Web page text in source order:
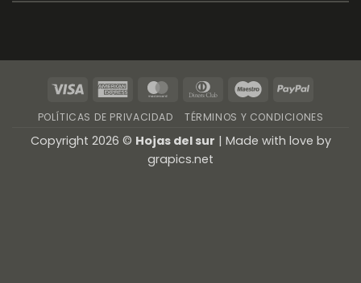
Visa
American MasterCardDinners
MaestroPayPal
POLÍTICAS DE PRIVACIDAD TÉRMINOS Y CONDICIONES
Copyright 2026 © Hojas del sur | Made with love by
grapics.net